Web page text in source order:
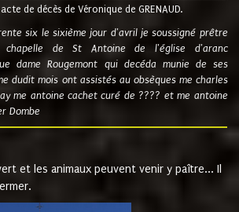
de décès de Véronique de GRENAUD.
six le sixième jour d'avril je soussigné prêtre
de St Antoine de l'église d'aranc
dame Rougemont qui decéda munie de ses
dudit mois ont assistés au obsèques me charles
me antoine cachet curé de ???? et me antoine
Dombe
et les animaux peuvent venir y paître... Il